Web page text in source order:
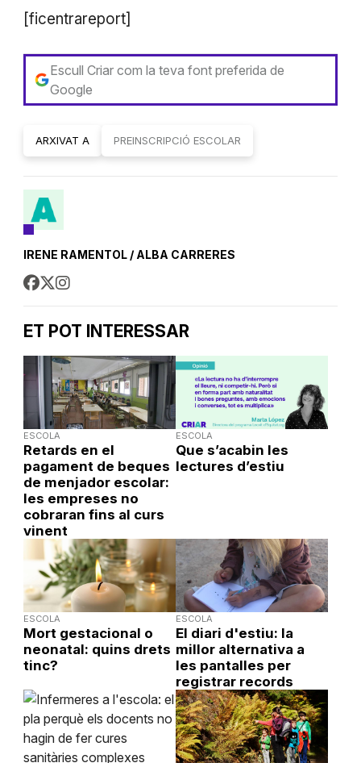
[ficentrareport]
Escull Criar com la teva font preferida de
Google
ARXIVAT A PREINSCRIPCIÓ ESCOLAR
IRENE RAMENTOL / ALBA CARRERES
ET POT INTERESSAR
ESCOLA
Retards en el
pagament de beques
de menjador escolar:
les empreses no
cobraran fins al curs
vinent
ESCOLA
Que s’acabin les
lectures d’estiu
ESCOLA
Mort gestacional o
neonatal: quins drets
tinc?
ESCOLA
El diari d'estiu: la
millor alternativa a
les pantalles per
registrar records